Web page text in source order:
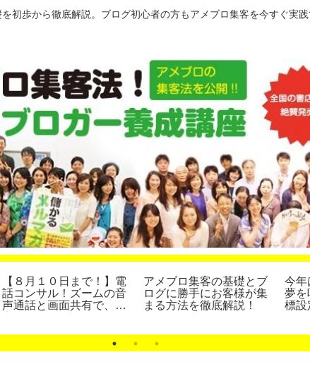
初歩から徹底解説。ブログ初心者の方もアメブロ集客を今すぐ実践
【８月１０日まで！】電
話コンサル！ズームの音
声通話と画面共有で、集
アメブロ集客の基礎とブ
ログに勝手にお客様が集
まる方法を徹底解説！
今年
夢を
標設